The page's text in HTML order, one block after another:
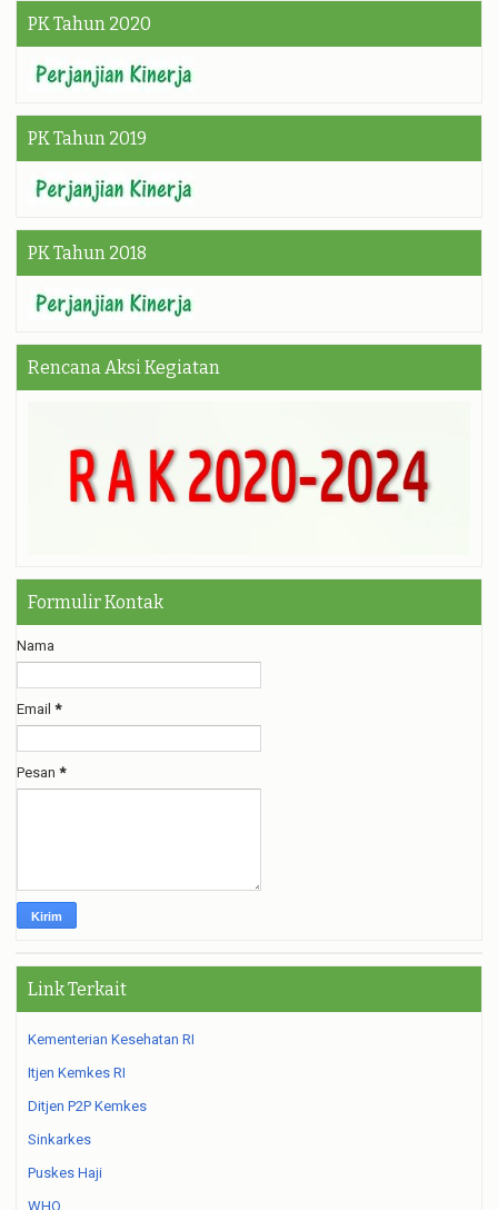
PK Tahun 2020
PK Tahun 2019
PK Tahun 2018
Rencana Aksi Kegiatan
Formulir Kontak
Nama
Email *
Pesan *
Link Terkait
Kementerian Kesehatan RI
Itjen Kemkes RI
Ditjen P2P Kemkes
Sinkarkes
Puskes Haji
WHO